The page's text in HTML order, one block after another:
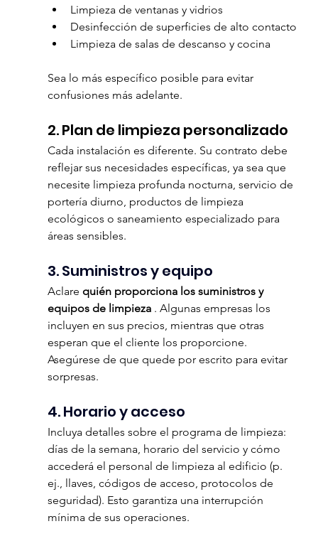
Limpieza de ventanas y vidrios
Desinfección de superficies de alto contacto
Limpieza de salas de descanso y cocina
Sea lo más específico posible para evitar
confusiones más adelante.
2. Plan de limpieza personalizado
Cada instalación es diferente. Su contrato debe
reflejar sus necesidades específicas, ya sea que
necesite limpieza profunda nocturna, servicio de
portería diurno, productos de limpieza
ecológicos o saneamiento especializado para
áreas sensibles.
3. Suministros y equipo
Aclare quién proporciona los suministros y
equipos de limpieza . Algunas empresas los
incluyen en sus precios, mientras que otras
esperan que el cliente los proporcione.
Asegúrese de que quede por escrito para evitar
sorpresas.
4. Horario y acceso
Incluya detalles sobre el programa de limpieza:
días de la semana, horario del servicio y cómo
accederá el personal de limpieza al edificio (p.
ej., llaves, códigos de acceso, protocolos de
seguridad). Esto garantiza una interrupción
mínima de sus operaciones.